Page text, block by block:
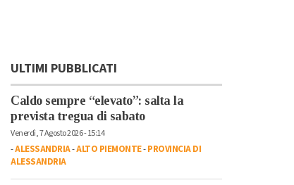
ULTIMI PUBBLICATI
Caldo sempre “elevato”: salta la
prevista tregua di sabato
Venerdì, 7 Agosto 2026 - 15:14
-ALESSANDRIA-ALTO PIEMONTE-PROVINCIA DI
ALESSANDRIA